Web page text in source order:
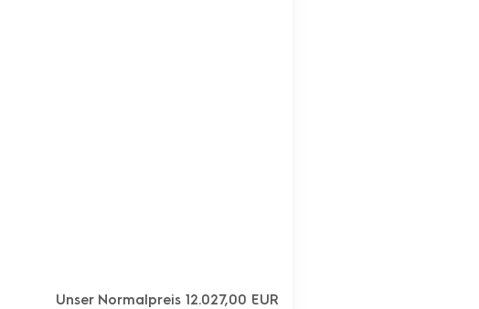
Unser Normalpreis 12.027,00 EUR